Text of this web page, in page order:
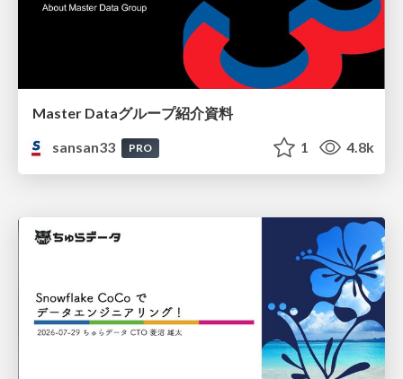
Master Dataグループ紹介資料
sansan33
PRO 1 4.8k